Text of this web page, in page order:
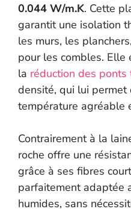
0.044 W/m.K. Cette
garantit une isolation
les murs, les
pour les combles.
la réduction des ponts
densité, qui lui permet
température agréable
Contrairement à la
roche offre une
grâce à ses fibres
parfaitement adaptée
humides, sans